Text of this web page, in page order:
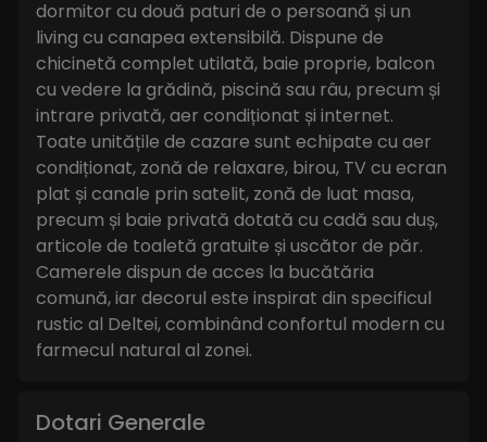
dormitor cu două paturi de o persoană și un
living cu canapea extensibilă. Dispune de
chicinetă complet utilată, baie proprie, balcon
cu vedere la grădină, piscină sau râu, precum și
intrare privată, aer condiționat și internet.
Toate unitățile de cazare sunt echipate cu aer
condiționat, zonă de relaxare, birou, TV cu ecran
plat și canale prin satelit, zonă de luat masa,
precum și baie privată dotată cu cadă sau duș,
articole de toaletă gratuite și uscător de păr.
Camerele dispun de acces la bucătăria
comună, iar decorul este inspirat din specificul
rustic al Deltei, combinând confortul modern cu
farmecul natural al zonei.
Dotari Generale